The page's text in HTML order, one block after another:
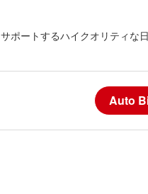
ポートするハイクオリティな
Auto